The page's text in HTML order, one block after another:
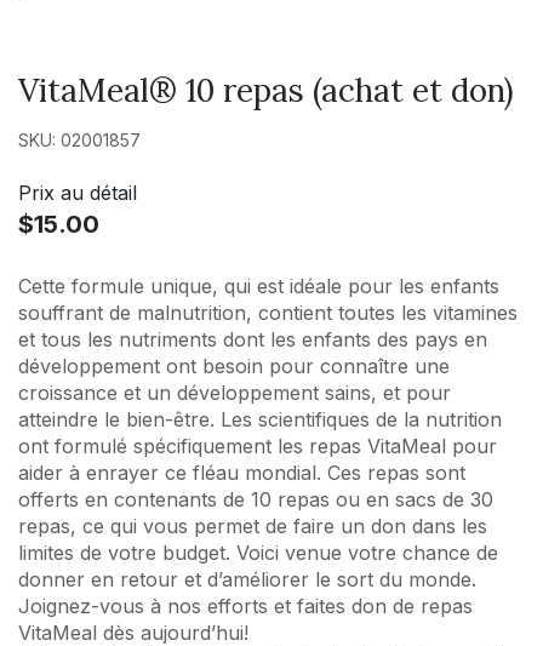
VitaMeal® 10 repas (achat et don)
SKU: 02001857
Prix au détail
$15.00
Cette formule unique, qui est idéale pour les enfants
souffrant de malnutrition, contient toutes les vitamines
et tous les nutriments dont les enfants des pays en
développement ont besoin pour connaître une
croissance et un développement sains, et pour
atteindre le bien-être. Les scientifiques de la nutrition
ont formulé spécifiquement les repas VitaMeal pour
aider à enrayer ce fléau mondial. Ces repas sont
offerts en contenants de 10 repas ou en sacs de 30
repas, ce qui vous permet de faire un don dans les
limites de votre budget. Voici venue votre chance de
donner en retour et d’améliorer le sort du monde.
Joignez-vous à nos efforts et faites don de repas
VitaMeal dès aujourd’hui!